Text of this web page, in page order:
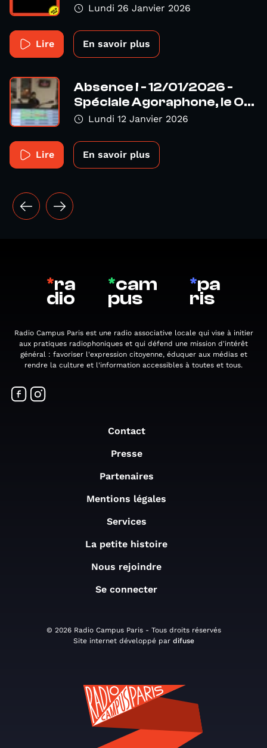
Lundi 26 Janvier 2026
Lire En savoir plus
Absence ! - 12/01/2026 -
Spéciale Agoraphone, le O...
Lundi 12 Janvier 2026
Lire En savoir plus
*ra
dio
*cam
pus
*pa
ris
Radio Campus Paris est une radio associative locale qui vise à initier
aux pratiques radiophoniques et qui défend une mission d'intérêt
général : favoriser l'expression citoyenne, éduquer aux médias et
rendre la culture et l'information accessibles à toutes et tous.
Contact
Presse
Partenaires
Mentions légales
Services
La petite histoire
Nous rejoindre
Se connecter
© 2026 Radio Campus Paris - Tous droits réservés
Site internet développé par difuse